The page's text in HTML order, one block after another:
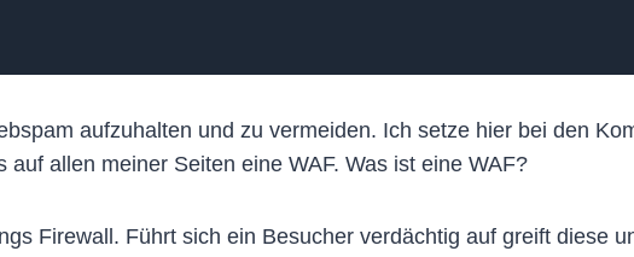
aufzuhalten und zu vermeiden. Ich setze hier bei den
allen meiner Seiten eine WAF. Was ist eine WAF?
Firewall. Führt sich ein Besucher verdächtig auf greift diese